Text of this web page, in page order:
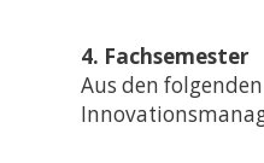
4. Fachsemester
Aus den